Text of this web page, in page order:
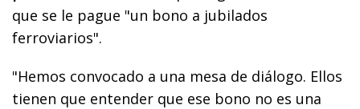
que se le pague "un bono a jubilados
ferroviarios".
"Hemos convocado a una mesa de diálogo. Ellos
tienen que entender que ese bono no es una